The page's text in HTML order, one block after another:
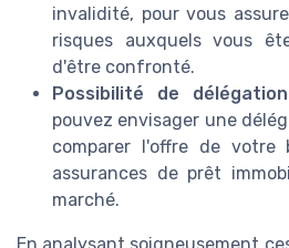
invalidité, pour vous
risques auxquels vous
d'être confronté.
Possibilité de
pouvez envisager une
comparer l'offre de votre
assurances de prêt
marché.